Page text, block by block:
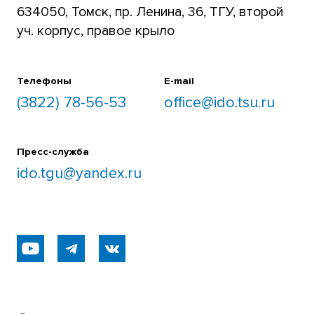
634050, Томск, пр. Ленина, 36, ТГУ, второй
уч. корпус, правое крыло
Телефоны
(3822) 78-56-53
E-mail
office@ido.tsu.ru
Пресс-служба
ido.tgu@yandex.ru